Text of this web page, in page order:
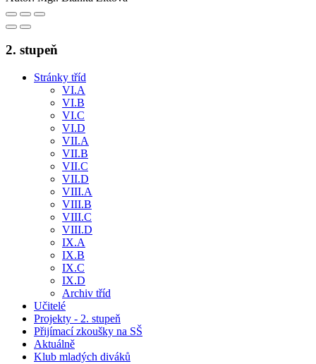
2. stupeň
Stránky tříd
VI.A
VI.B
VI.C
VI.D
VII.A
VII.B
VII.C
VII.D
VIII.A
VIII.B
VIII.C
VIII.D
IX.A
IX.B
IX.C
IX.D
Archiv tříd
Učitelé
Projekty - 2. stupeň
Přijímací zkoušky na SŠ
Aktuálně
Klub mladých diváků